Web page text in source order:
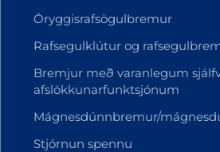
Öryggisrafsögulbremur
Rafsegulklútur og
Bremjur með varanlegum
afslökkunarfunktsjónum
Mágnesdúnnbremur/
Stjórnun spennu